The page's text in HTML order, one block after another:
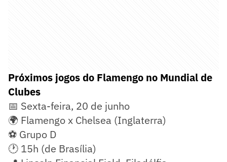
Próximos jogos do Flamengo no Mundial de
Clubes
📅 Sexta-feira, 20 de junho
🌍 Flamengo x Chelsea (Inglaterra)
⚽ Grupo D
🕐 15h (de Brasília)